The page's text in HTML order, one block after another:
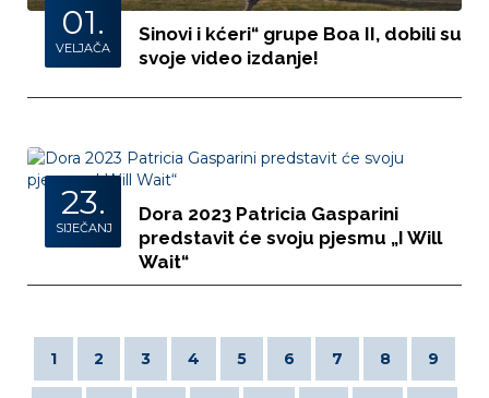
01.
VELJAČA
Sinovi i kćeri“ grupe Boa II, dobili su
svoje video izdanje!
23.
SIJEČANJ
Dora 2023 Patricia Gasparini
predstavit će svoju pjesmu „I Will
Wait“
1 2 3 4 5 6 7 8 9